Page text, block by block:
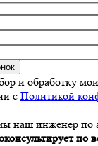
и обработку
с Политикой
наш инженер по
по